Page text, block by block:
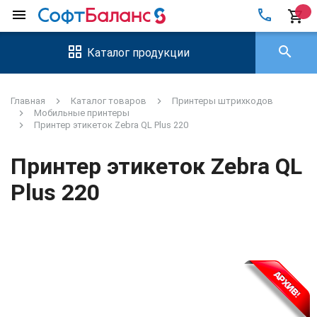
menu local_phone shopping_cart
Каталог продукции search
Главная Каталог товаров
Принтеры штрихкодов
Мобильные принтеры
Принтер этикеток Zebra QL Plus 220
Принтер этикеток Zebra QL
Plus 220